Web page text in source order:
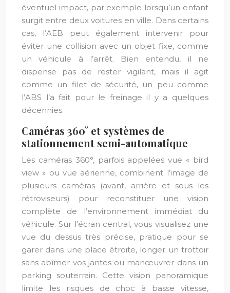
éventuel impact, par exemple lorsqu’un enfant
surgit entre deux voitures en ville. Dans certains
cas, l’AEB peut également intervenir pour
éviter une collision avec un objet fixe, comme
un véhicule à l’arrêt. Bien entendu, il ne
dispense pas de rester vigilant, mais il agit
comme un filet de sécurité, un peu comme
l’ABS l’a fait pour le freinage il y a quelques
décennies.
Caméras 360° et systèmes de
stationnement semi-automatique
Les caméras 360°, parfois appelées vue « bird
view » ou vue aérienne, combinent l’image de
plusieurs caméras (avant, arrière et sous les
rétroviseurs) pour reconstituer une vision
complète de l’environnement immédiat du
véhicule. Sur l’écran central, vous visualisez une
vue du dessus très précise, pratique pour se
garer dans une place étroite, longer un trottoir
sans abîmer vos jantes ou manœuvrer dans un
parking souterrain. Cette vision panoramique
limite les risques de choc à basse vitesse,